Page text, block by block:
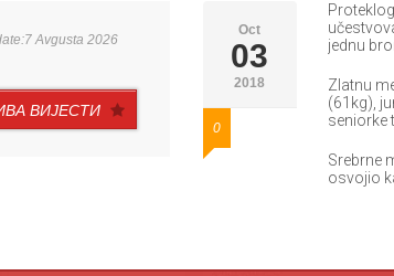
Avgusta 2026
ВИЈЕСТИ
Oct
03
2018
0
jednu
Zlatnu
(61kg),
seniorke
Srebrne
osvojio